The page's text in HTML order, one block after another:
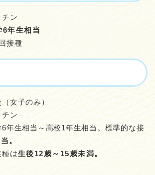
ン
6年生相当
接種
女子のみ）
ン
年生相当～高校1年生相当。標準的な接
。
は生後12歳～15歳未満。